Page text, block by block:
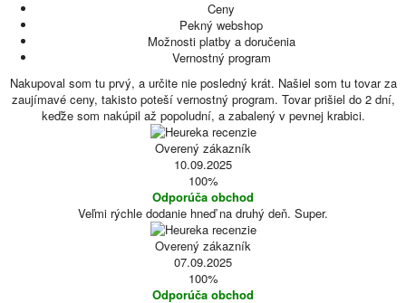
Ceny
Pekný webshop
Možnosti platby a doručenia
Vernostný program
Nakupoval som tu prvý, a určite nie posledný krát. Našiel som tu tovar za
zaujímavé ceny, takisto poteší vernostný program. Tovar prišiel do 2 dní,
keďže som nakúpil až popoludní, a zabalený v pevnej krabici.
Overený zákazník
10.09.2025
100%
Odporúča obchod
Veľmi rýchle dodanie hneď na druhý deň. Super.
Overený zákazník
07.09.2025
100%
Odporúča obchod